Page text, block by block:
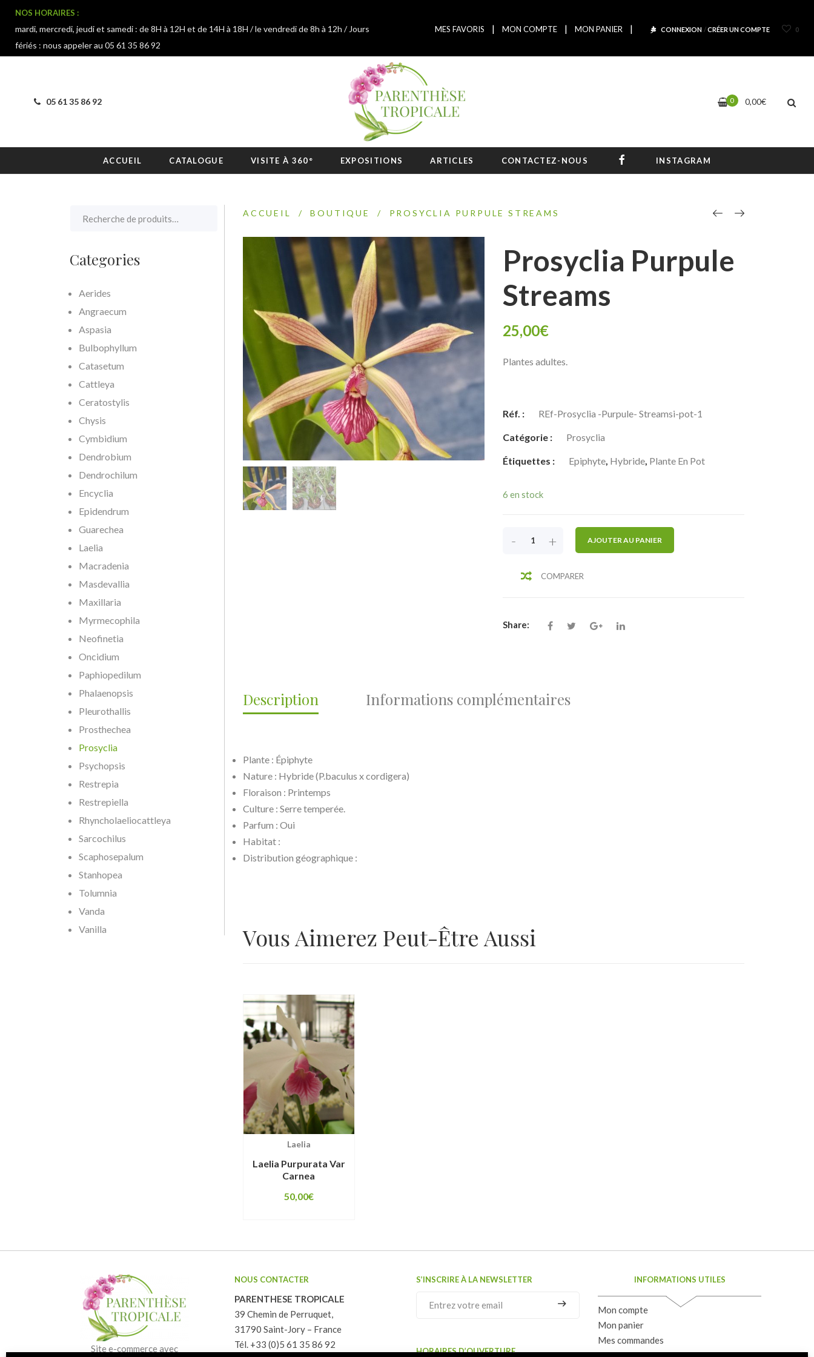
NOS HORAIRES :
mardi, mercredi, jeudi et samedi : de 8H à 12H et de 14H à 18H / le vendredi de 8h à 12h / Jours
fériés : nous appeler au 05 61 35 86 92
MES FAVORIS | MON COMPTE | MON PANIER | CONNEXION /CRÉER UN COMPTE 0
05 61 35 86 92 0 0,00€
ACCUEIL CATALOGUE VISITE À 360° EXPOSITIONS ARTICLES CONTACTEZ-NOUS FACEBOOKINSTAGRAM
ACCUEIL / BOUTIQUE / PROSYCLIA PURPULE STREAMS
Prosyclia Purpule
Streams
25,00€
Plantes adultes.
Réf. : REf-Prosyclia -Purpule- Streamsi-pot-1
Catégorie : Prosyclia
Étiquettes : Epiphyte, Hybride, Plante En Pot
6 en stock
- + AJOUTER AU PANIER
COMPARER
Share:
Description Informations complémentaires
Plante : Épiphyte
Nature : Hybride (P.baculus x cordigera)
Floraison : Printemps
Culture : Serre temperée.
Parfum : Oui
Habitat :
Distribution géographique :
Vous Aimerez Peut-Être Aussi
Laelia
Laelia Purpurata Var
Carnea
50,00€
Categories
Aerides
Angraecum
Aspasia
Bulbophyllum
Catasetum
Cattleya
Ceratostylis
Chysis
Cymbidium
Dendrobium
Dendrochilum
Encyclia
Epidendrum
Guarechea
Laelia
Macradenia
Masdevallia
Maxillaria
Myrmecophila
Neofinetia
Oncidium
Paphiopedilum
Phalaenopsis
Pleurothallis
Prosthechea
Prosyclia
Psychopsis
Restrepia
Restrepiella
Rhyncholaeliocattleya
Sarcochilus
Scaphosepalum
Stanhopea
Tolumnia
Vanda
Vanilla
Site e-commerce avec
NOUS CONTACTER
PARENTHESE TROPICALE
39 Chemin de Perruquet,
31790 Saint-Jory – France
Tél. +33 (0)5 61 35 86 92
S’INSCRIRE À LA NEWSLETTER
HORAIRES D’OUVERTURE
INFORMATIONS UTILES
Mon compte
Mon panier
Mes commandes